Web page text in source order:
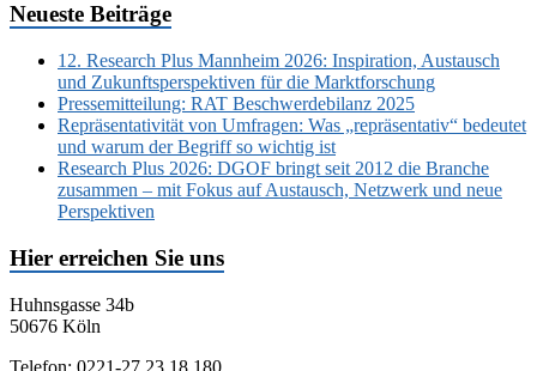
Neueste Beiträge
12. Research Plus Mannheim 2026: Inspiration, Austausch
und Zukunftsperspektiven für die Marktforschung
Pressemitteilung: RAT Beschwerdebilanz 2025
Repräsentativität von Umfragen: Was „repräsentativ“ bedeutet
und warum der Begriff so wichtig ist
Research Plus 2026: DGOF bringt seit 2012 die Branche
zusammen – mit Fokus auf Austausch, Netzwerk und neue
Perspektiven
Hier erreichen Sie uns
Huhnsgasse 34b
50676 Köln
Telefon: 0221-27 23 18 180